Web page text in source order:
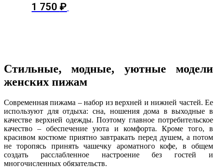
1 750₽
выбрать
на
Стильные, модные, уютные модели
женских пижам
Современная пижама – набор из верхней и нижней частей. Ее
используют для отдыха: сна, ношения дома в выходные в
качестве верхней одежды. Поэтому главное потребительское
качество – обеспечение уюта и комфорта. Кроме того, в
красивом костюме приятно завтракать перед душем, а потом
не торопясь принять чашечку ароматного кофе, в общем
создать расслабленное настроение без гостей и
многочисленных обязательств.